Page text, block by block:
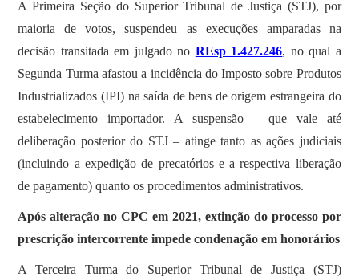
A Primeira Seção do Superior Tribunal de Justiça (STJ), por
maioria de votos, suspendeu as execuções amparadas na
decisão transitada em julgado no REsp 1.427.246, no qual a
Segunda Turma afastou a incidência do Imposto sobre Produtos
Industrializados (IPI) na saída de bens de origem estrangeira do
estabelecimento importador. A suspensão – que vale até
deliberação posterior do STJ – atinge tanto as ações judiciais
(incluindo a expedição de precatórios e a respectiva liberação
de pagamento) quanto os procedimentos administrativos.
Após alteração no CPC em 2021, extinção do processo por
prescrição intercorrente impede condenação em honorários
A Terceira Turma do Superior Tribunal de Justiça (STJ)